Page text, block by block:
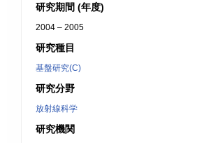
研究期間 (年度)
2004 – 2005
研究種目
基盤研究(C)
研究分野
放射線科学
研究機関